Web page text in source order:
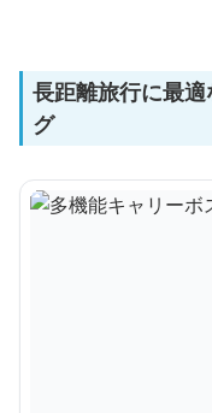
長距離旅行に最
グ